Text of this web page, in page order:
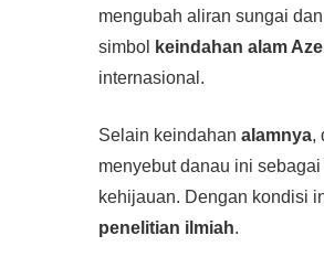
mengubah aliran sungai
simbol
keindahan alam
internasional.
Selain keindahanalamnya,
menyebut danau ini sebagai
kehijauan. Dengan kondisi
penelitian ilmiah.